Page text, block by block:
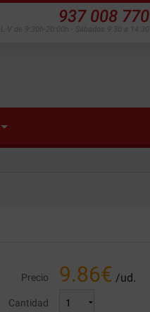
937 008 770
Precio 9.86€ /ud.
Cantidad